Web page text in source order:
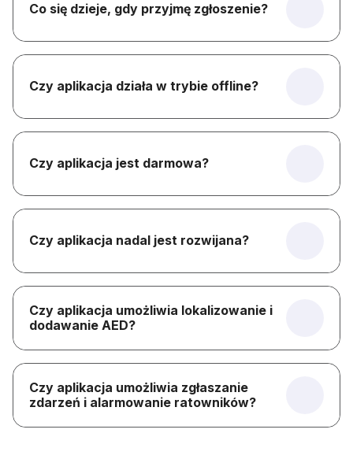
Co się dzieje, gdy przyjmę zgłoszenie?
Czy aplikacja działa w trybie offline?
Czy aplikacja jest darmowa?
Czy aplikacja nadal jest rozwijana?
Czy aplikacja umożliwia lokalizowanie i
dodawanie AED?
Czy aplikacja umożliwia zgłaszanie
zdarzeń i alarmowanie ratowników?